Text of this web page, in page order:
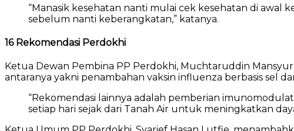
“Manasik kesehatan nanti mulai cek kesehatan di
sebelum nanti keberangkatan,” katanya.
16 Rekomendasi Perdokhi
Ketua Dewan Pembina PP Perdokhi, Muchtaruddin
antaranya yakni penambahan vaksin influenza berbasis sel
“Rekomendasi lainnya adalah pemberian
setiap hari sejak dari Tanah Air untuk meningkatkan